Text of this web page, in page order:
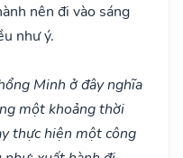
nên đi vào sáng
như ý.
Minh ở đây nghĩa
một khoảng thời
thực hiện một công